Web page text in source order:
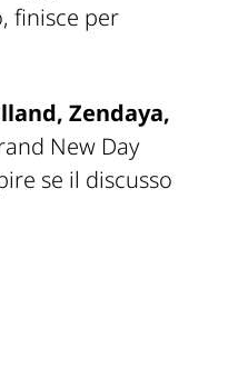
finisce per
Zendaya,
New Day
se il discusso